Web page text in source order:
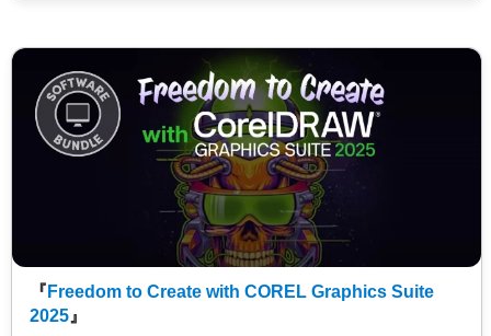
『 Freedom to Create with COREL Graphics Suite
2025 』